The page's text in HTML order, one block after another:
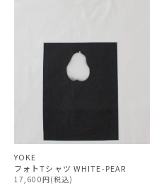
YOKE
フォトTシャツ WHITE-PEAR
17,600円(税込)